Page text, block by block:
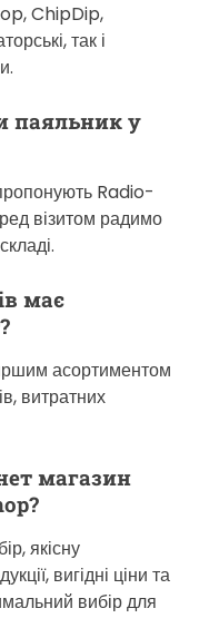
ChipDip,
так і
паяльник у
Radio-
візитом радимо
має
асортиментом
витратних
магазин
якісну
вигідні ціни та
вибір для